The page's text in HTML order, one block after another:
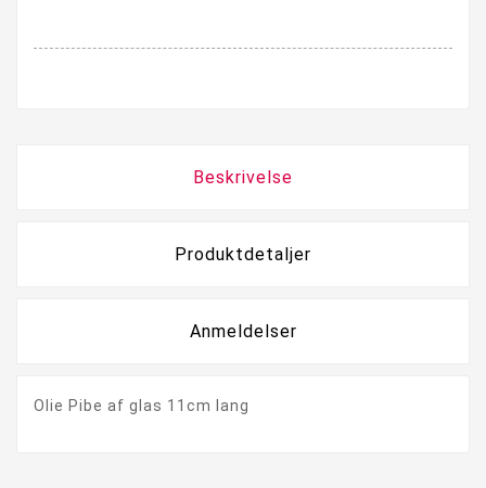
Beskrivelse
Produktdetaljer
Anmeldelser
Olie Pibe af glas 11cm lang